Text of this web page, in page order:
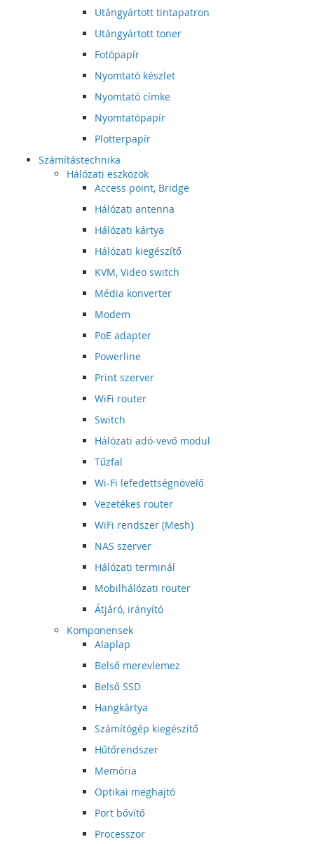
Utángyártott tintapatron
Utángyártott toner
Fotópapír
Nyomtató készlet
Nyomtató címke
Nyomtatópapír
Plotterpapír
Számítástechnika
Hálózati eszközök
Access point, Bridge
Hálózati antenna
Hálózati kártya
Hálózati kiegészítő
KVM, Video switch
Média konverter
Modem
PoE adapter
Powerline
Print szerver
WiFi router
Switch
Hálózati adó-vevő modul
Tűzfal
Wi-Fi lefedettségnövelő
Vezetékes router
WiFi rendszer (Mesh)
NAS szerver
Hálózati terminál
Mobilhálózati router
Átjáró, irányító
Komponensek
Alaplap
Belső merevlemez
Belső SSD
Hangkártya
Számítógép kiegészítő
Hűtőrendszer
Memória
Optikai meghajtó
Port bővítő
Processzor